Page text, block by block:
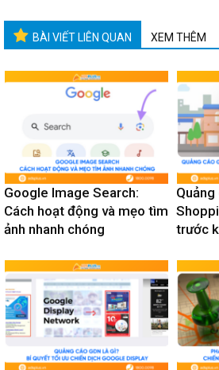
BÀI VIẾT LIÊN QUAN XEM THÊM
Google Image Search:
Cách hoạt động và mẹo tìm
ảnh nhanh chóng
trước